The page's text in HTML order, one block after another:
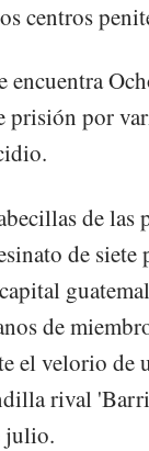
centros
encuentra
prisión por
de las
de siete
de
el velorio de
rival
julio.